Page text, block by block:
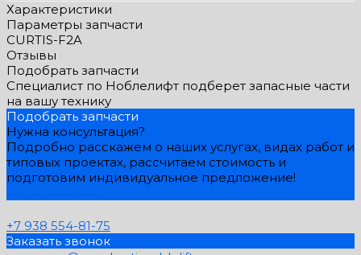
Характеристики
Параметры запчасти
CURTIS-F2A
Отзывы
Подобрать запчасти
Специалист по Ноблелифт подберет запасные части
на вашу технику
Подобрать запчасти
Нужна консультация?
Подробно расскажем о наших услугах, видах работ и
типовых проектах, рассчитаем стоимость и
подготовим индивидуальное предложение!
+7 938 554-81-75
Заказать звонок